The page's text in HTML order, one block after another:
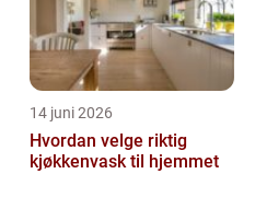
14 juni 2026
Hvordan velge riktig
kjøkkenvask til hjemmet